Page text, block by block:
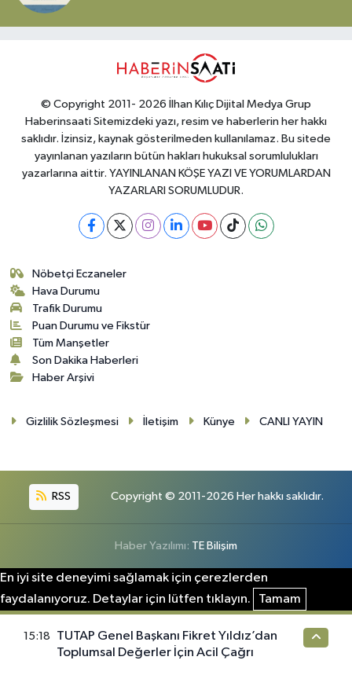
© Copyright 2011- 2026 İlhan Kılıç Dijital Medya Grup
Haberinsaati Sitemizdeki yazı, resim ve haberlerin her hakkı
saklıdır. İzinsiz, kaynak gösterilmeden kullanılamaz. Bu sitede
yayınlanan yazıların bütün hakları hukuksal sorumlulukları
yazarlarına aittir. YAYINLANAN KÖŞE YAZI VE YORUMLARDAN
YAZARLARI SORUMLUDUR.
Nöbetçi Eczaneler
Hava Durumu
Trafik Durumu
Puan Durumu ve Fikstür
Tüm Manşetler
Son Dakika Haberleri
Haber Arşivi
Gizlilik Sözleşmesi İletişim Künye CANLI YAYIN
RSS Copyright © 2011-2026 Her hakkı saklıdır.
Haber Yazılımı: TE Bilişim
En iyi site deneyimi sağlamak için çerezlerden
faydalanıyoruz. Detaylar için lütfen tıklayın.
Tamam
15:18
TUTAP Genel Başkanı Fikret Yıldız’dan
Toplumsal Değerler İçin Acil Çağrı